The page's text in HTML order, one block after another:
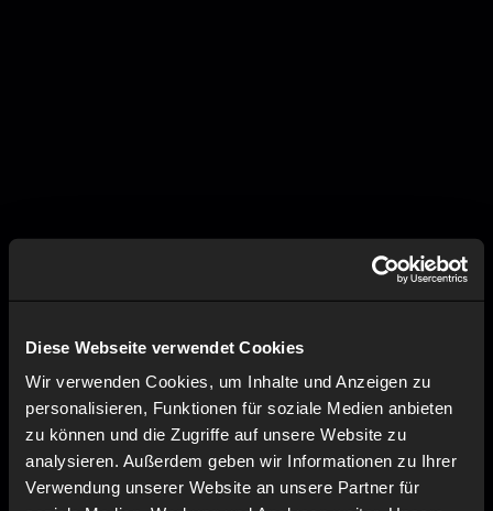
Diese Webseite verwendet Cookies
Wir verwenden Cookies, um Inhalte und Anzeigen zu
personalisieren, Funktionen für soziale Medien anbieten
zu können und die Zugriffe auf unsere Website zu
analysieren. Außerdem geben wir Informationen zu Ihrer
Verwendung unserer Website an unsere Partner für